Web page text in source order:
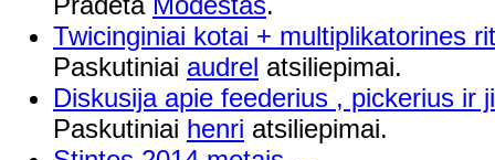
Twicinginiai kotai + multiplikatorines
Paskutiniai audrel atsiliepimai.
Diskusija apie feederius , pickerius ir
Paskutiniai henri atsiliepimai.